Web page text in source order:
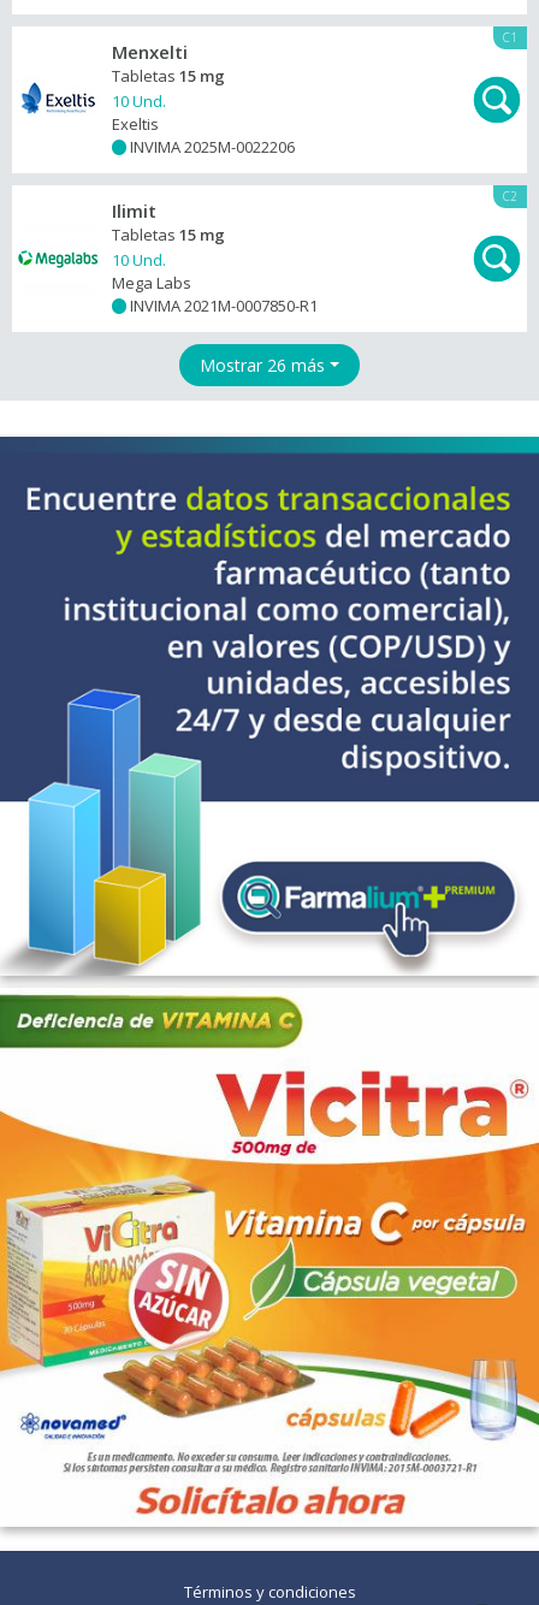
C1
Menxelti
Tabletas 15 mg
10 Und.
Exeltis
INVIMA 2025M-0022206
C2
Ilimit
Tabletas 15 mg
10 Und.
Mega Labs
INVIMA 2021M-0007850-R1
Mostrar 26 más
Términos y condiciones